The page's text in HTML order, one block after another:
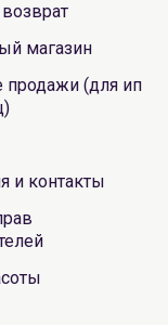
магазин
продажи (для ип
и контакты